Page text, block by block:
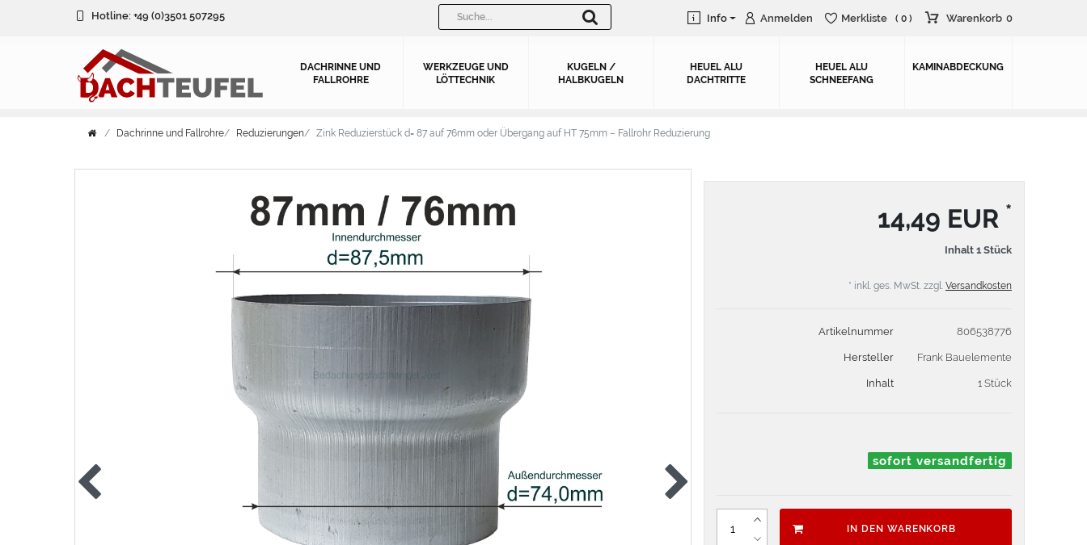
Hotline: +49 (0)3501 507295 Info Anmelden Merkliste ( 0 ) Warenkorb 0
DACHRINNE UND
FALLROHRE
WERKZEUGE UND
LÖTTECHNIK
KUGELN /
HALBKUGELN
HEUEL ALU
DACHTRITTE
HEUEL ALU
SCHNEEFANG
KAMINABDECKUNG
Dachrinne und Fallrohre Reduzierungen Zink Reduzierstück d= 87 auf 76mm oder Übergang auf HT 75mm – Fallrohr Reduzierung
14,49 EUR *
Inhalt 1 Stück
* inkl. ges. MwSt. zzgl. Versandkosten
Artikelnummer 806538776
Hersteller Frank Bauelemente
Inhalt 1 Stück
sofort versandfertig
IN DEN WARENKORB